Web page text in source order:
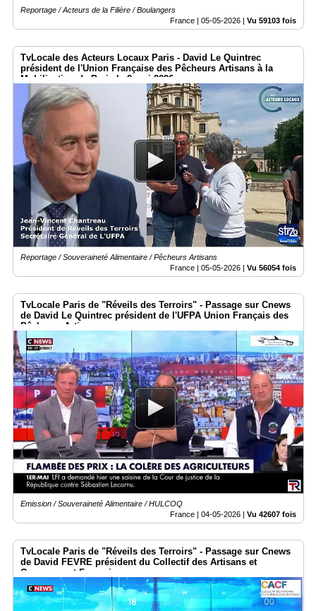
Reportage / Acteurs de la Filière / Boulangers
France | 05-05-2026 Vu 59103 fois
TvLocale des Acteurs Locaux Paris - David Le Quintrec
président de l'Union Française des Pêcheurs Artisans à la
Mobilisation de Paris le 2 mai 2026
Reportage / Souveraineté Alimentaire / Pêcheurs Artisans
France | 05-05-2026 | Vu 56054 fois
TvLocale Paris de "Réveils des Terroirs" - Passage sur Cnews
de David Le Quintrec président de l'UFPA Union Français des
Pêcheurs Artisans
Emission / Souveraineté Alimentaire / HULCOQ
France | 04-05-2026 | Vu 42607 fois
TvLocale Paris de "Réveils des Terroirs" - Passage sur Cnews
de David FEVRE président du Collectif des Artisans et
Commerçant Français